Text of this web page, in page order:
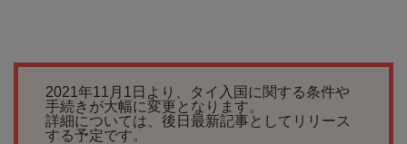
2021年11月1日より、タイ入国に関する条件や
手続きが大幅に変更となります。
詳細については、後日最新記事としてリリース
する予定です。